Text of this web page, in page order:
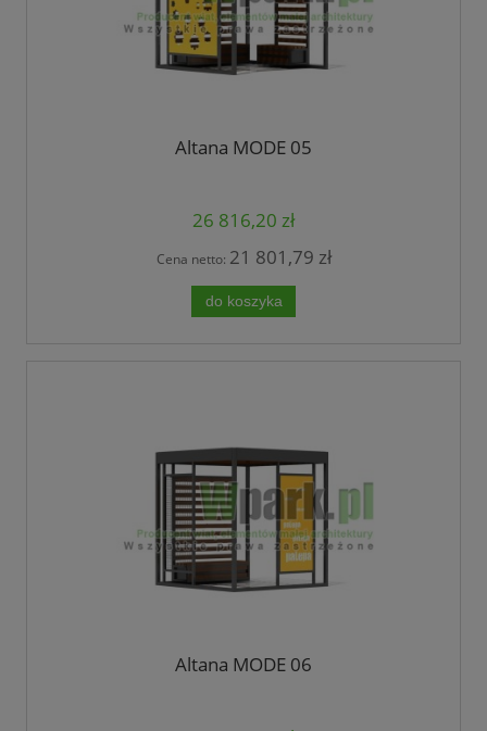
Altana MODE 05
26 816,20 zł
Cena netto: 21 801,79 zł
do koszyka
Altana MODE 06